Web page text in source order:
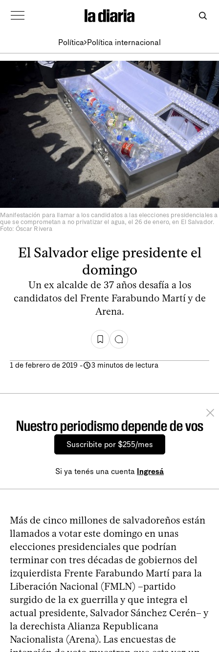
Política Política internacional
Manifestación para llamar a los candidatos a las elecciones presidenciales a
que se comprometan a no privatizar el agua, el 26 de enero, en El Salvador.
Foto: Óscar Rivera
El Salvador elige presidente el
domingo
Un ex alcalde de 37 años desafía a los
candidatos del Frente Farabundo Martí y de
Arena.
1 de febrero de 2019 - 3 minutos de lectura
Nuestro periodismo depende de vos
Suscribite por $255/mes
Si ya tenés una cuenta Ingresá
Más de cinco millones de salvadoreños están
llamados a votar este domingo en unas
elecciones presidenciales que podrían
terminar con tres décadas de gobiernos del
izquierdista Frente Farabundo Martí para la
Liberación Nacional (FMLN) –partido
surgido de la ex guerrilla y que integra el
actual presidente, Salvador Sánchez Cerén– y
la derechista Alianza Republicana
Nacionalista (Arena). Las encuestas de